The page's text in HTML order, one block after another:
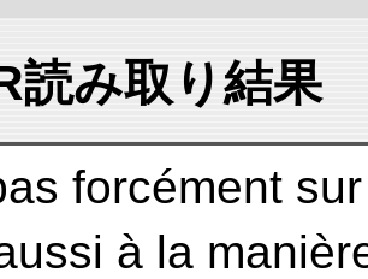
読み取り結果
forcément
à la